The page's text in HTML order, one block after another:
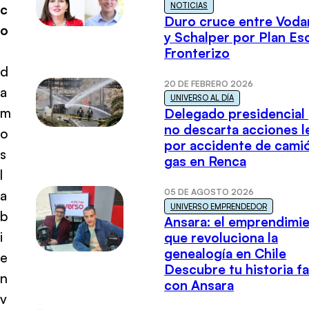
c
o
d
a
m
o
s
l
a
b
i
e
n
v
NOTICIAS
Duro cruce entre
y Schalper por Plan
Fronterizo
20 DE FEBRERO 2026
UNIVERSO AL DÍA
Delegado presidencial
no descarta acciones
por accidente de
gas en Renca
05 DE AGOSTO 2026
UNIVERSO EMPRENDEDOR
Ansara: el
que revoluciona la
genealogía en Chile
Descubre tu historia
con Ansara